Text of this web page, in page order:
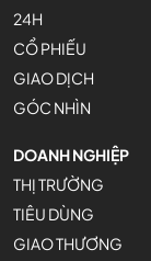
24H
CỔ PHIẾU
GIAO DỊCH
GÓC NHÌN
DOANH NGHIỆP
THỊ TRƯỜNG
TIÊU DÙNG
GIAO THƯƠNG